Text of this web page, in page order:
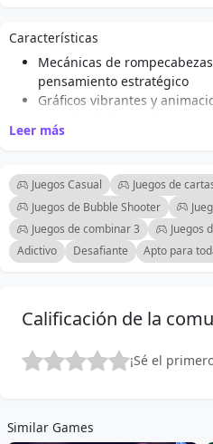
Características
Mecánicas de
pensamiento estratégico
Gráficos vibrantes y
Objetivos de nivel únicos
Controles intuitivos de
todas las edades
Potenciadores especiales
apilamiento
Desafíos y recompensas
prueba tus habilidades
Una experiencia de juego
de juego cortas o largas
Leer más
Juegos Casual
Juegos de
Juegos de Bubble Shooter
Juegos de combinar 3
Juegos
Adictivo
Desafiante Apto para
Calificación de la
¡Sé el
Similar Games